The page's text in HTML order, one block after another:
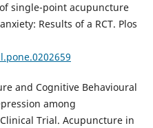
of single-point acupuncture
Results of a RCT. Plos
and Cognitive Behavioural
among
Trial. Acupuncture in